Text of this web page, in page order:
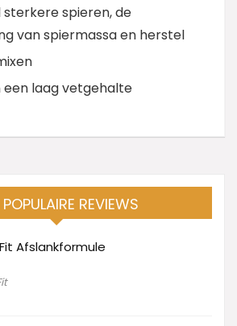
spieren, de
van spiermassa en herstel
een laag vetgehalte
POPULAIRE REVIEWS
Afslankformule